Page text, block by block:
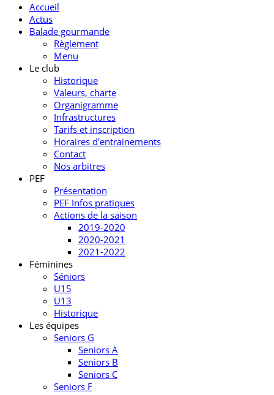
Accueil
Actus
Balade gourmande
Règlement
Menu
Le club
Historique
Valeurs, charte
Organigramme
Infrastructures
Tarifs et inscription
Horaires d'entrainements
Contact
Nos arbitres
PEF
Présentation
PEF Infos pratiques
Actions de la saison
2019-2020
2020-2021
2021-2022
Féminines
Séniors
U15
U13
Historique
Les équipes
Seniors G
Seniors A
Seniors B
Seniors C
Seniors F